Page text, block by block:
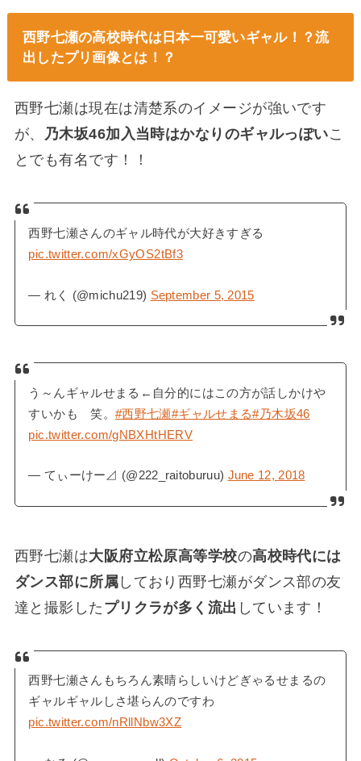
西野七瀬の高校時代は日本一可愛いギャル！？流
出したプリ画像とは！？
西野七瀬は現在は清楚系のイメージが強いです
が、 乃木坂46加入当時はかなりのギャルっぽいこ
とでも有名です！！
西野七瀬さんのギャル時代が大好きすぎる
pic.twitter.com/xGyOS2tBf3
— れく (@michu219) September 5, 2015
う～んギャルせまる←自分的にはこの方が話しかけや
すいかも 笑。 #西野七瀬#ギャルせまる#乃木坂46
pic.twitter.com/gNBXHtHERV
— てぃーけー⊿ (@222_raitoburuu) June 12, 2018
西野七瀬は大阪府立松原高等学校の高校時代には
ダンス部に所属 しており西野七瀬がダンス部の友
達と撮影した プリクラが多く流出 しています！
西野七瀬さんもちろん素晴らしいけどぎゃるせまるの
ギャルギャルしさ堪らんのですわ
pic.twitter.com/nRllNbw3XZ